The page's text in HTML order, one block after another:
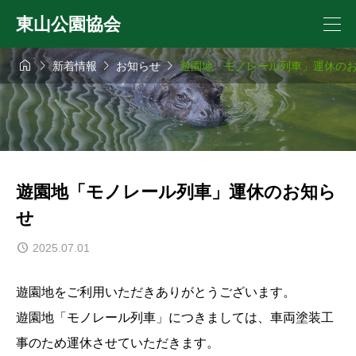
東山公園協会
新着情報お知らせ遊園地「モノレール列車」運休の
遊園地「モノレール列車」運休のお知ら
せ
2025.07.01
遊園地をご利用いただきありがとうございます。
遊園地「モノレール列車」につきましては、車両塗装工
事のため運休させていただきます。